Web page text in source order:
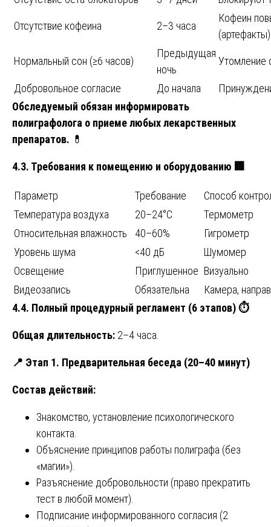
Отсутствие кофеина 2–3 часа
Кофеин
(артефакты)
Нормальный сон (≥6 часов)
Предыдущая
ночь
Утомление
Добровольное согласие До начала
Обследуемый обязан информировать
полиграфолога о приеме любых лекарственных
препаратов. 💊
4.3. Требования к помещению и оборудованию 🏢
Параметр Требование
Способ
Температура воздуха
20–24°C
Термометр
Относительная влажность
40–60%
Гигрометр
Уровень шума
<40 дБ
Шумомер
Освещение
Приглушенное Визуально
Видеозапись
Обязательна
Камера,
4.4. Полный процедурный регламент (6 этапов)⏱️
Общая длительность: 2–4 часа.
📍 Этап 1. Предварительная беседа (20–40 минут)
Состав действий:
Знакомство, установление психологического
контакта.
Объяснение принципов работы полиграфа (без
«магии»).
Разъяснение добровольности (право прекратить
тест в любой момент).
Подписание информированного согласия (2